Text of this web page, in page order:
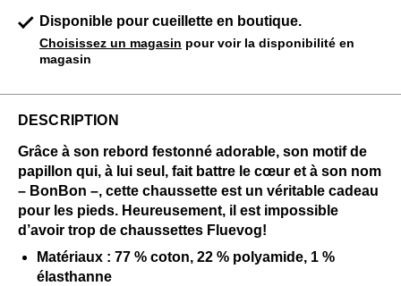
Disponible pour cueillette en boutique.
Choisissez un magasin pour voir la disponibilité en
magasin
DESCRIPTION
Grâce à son rebord festonné adorable, son motif de
papillon qui, à lui seul, fait battre le cœur et à son nom
– BonBon –, cette chaussette est un véritable cadeau
pour les pieds. Heureusement, il est impossible
d’avoir trop de chaussettes Fluevog!
Matériaux : 77 % coton, 22 % polyamide, 1 %
élasthanne